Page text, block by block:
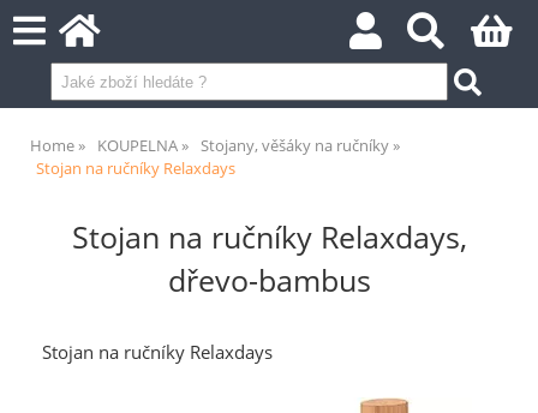
Home KOUPELNA
Stojany, věšáky na ručníky
Stojan na ručníky Relaxdays
Stojan na ručníky Relaxdays,
dřevo-bambus
Stojan na ručníky Relaxdays